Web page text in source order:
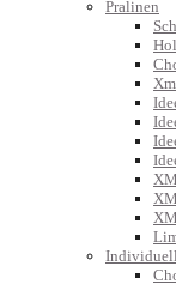
Pralinen